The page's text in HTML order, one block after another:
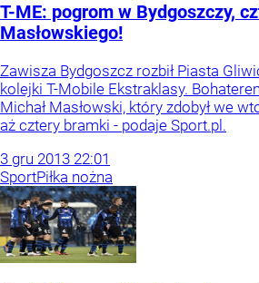
T-ME: pogrom w Bydgoszczy,
Masłowskiego!
Zawisza Bydgoszcz rozbił Piasta
kolejki T-Mobile Ekstraklasy.
Michał Masłowski, który zdobył we
aż cztery bramki - podaje Sport.pl.
3 gru 2013 22:01
SportPiłka nożna